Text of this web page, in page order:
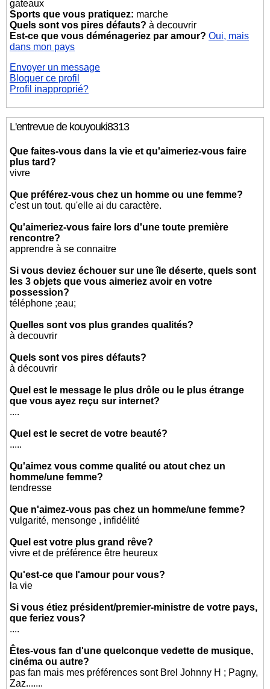
gateaux
Sports que vous pratiquez: marche
Quels sont vos pires défauts? à decouvrir
Est-ce que vous déménageriez par amour? Oui, mais
dans mon pays
Envoyer un message
Bloquer ce profil
Profil inapproprié?
L'entrevue de kouyouki8313
Que faites-vous dans la vie et qu'aimeriez-vous faire
plus tard?
vivre
Que préférez-vous chez un homme ou une femme?
c'est un tout. qu'elle ai du caractère.
Qu'aimeriez-vous faire lors d'une toute première
rencontre?
apprendre à se connaitre
Si vous deviez échouer sur une île déserte, quels sont
les 3 objets que vous aimeriez avoir en votre
possession?
téléphone ;eau;
Quelles sont vos plus grandes qualités?
à decouvrir
Quels sont vos pires défauts?
à découvrir
Quel est le message le plus drôle ou le plus étrange
que vous ayez reçu sur internet?
....
Quel est le secret de votre beauté?
.....
Qu'aimez vous comme qualité ou atout chez un
homme/une femme?
tendresse
Que n'aimez-vous pas chez un homme/une femme?
vulgarité, mensonge , infidélité
Quel est votre plus grand rêve?
vivre et de préférence être heureux
Qu'est-ce que l'amour pour vous?
la vie
Si vous étiez président/premier-ministre de votre pays,
que feriez vous?
....
Êtes-vous fan d'une quelconque vedette de musique,
cinéma ou autre?
pas fan mais mes préférences sont Brel Johnny H ; Pagny,
Zaz.......